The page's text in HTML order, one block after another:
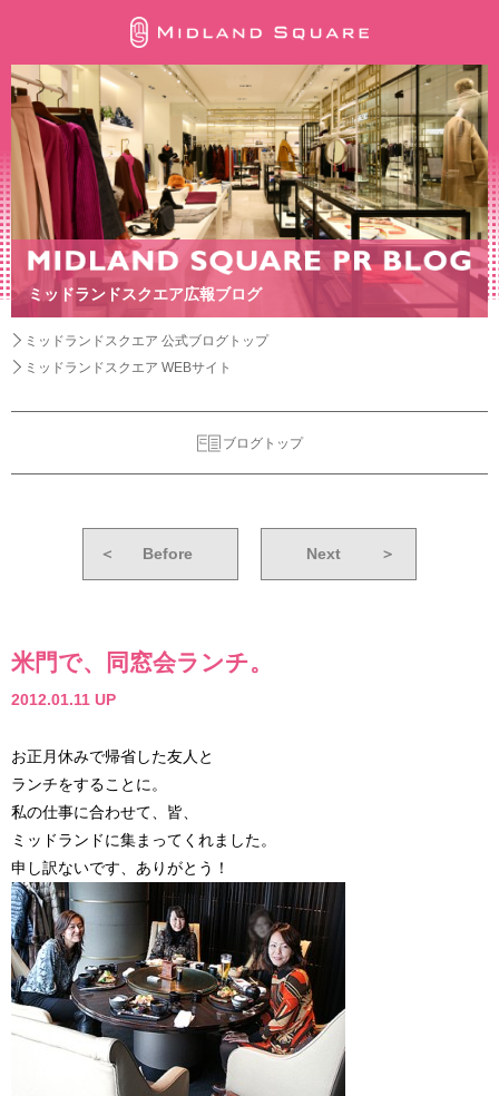
ミッドランドスクエア広報ブログ
ミッドランドスクエア 公式ブログトップ
ミッドランドスクエア WEBサイト
ブログトップ
＜ Before Next ＞
米門で、同窓会ランチ。
2012.01.11 UP
お正月休みで帰省した友人と
ランチをすることに。
私の仕事に合わせて、皆、
ミッドランドに集まってくれました。
申し訳ないです、ありがとう！